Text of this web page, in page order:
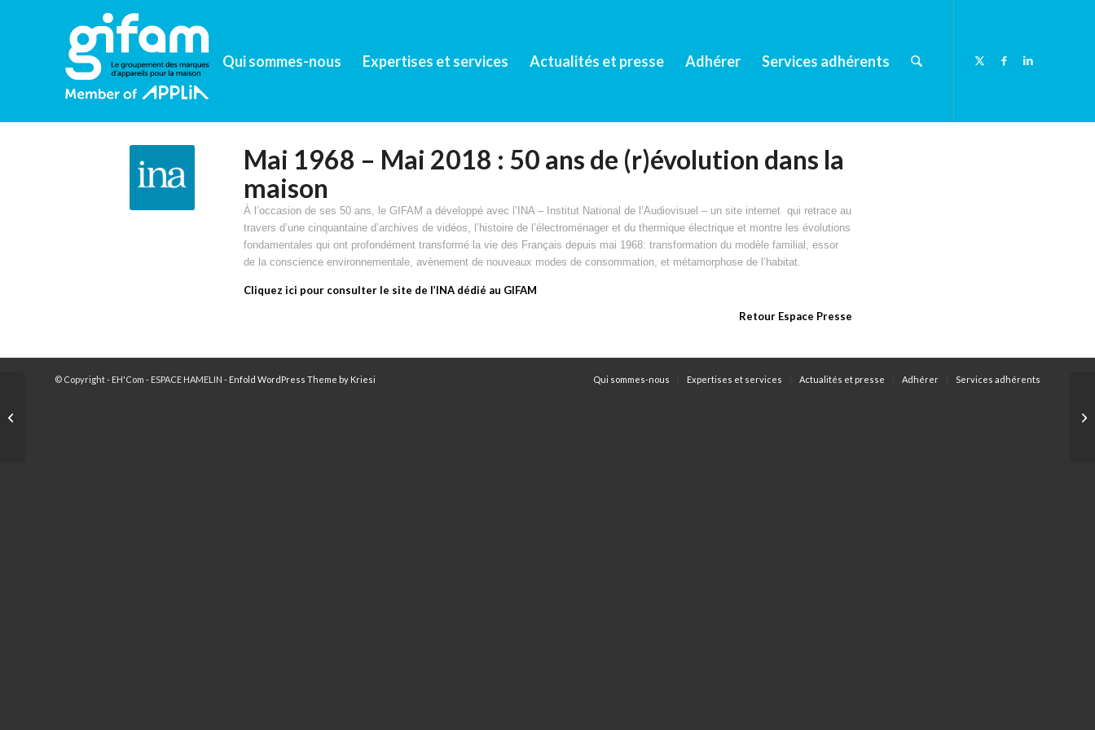
Qui sommes-nous Expertises et services Actualités et presse Adhérer Services adhérents
Mai 1968 – Mai 2018 : 50 ans de (r)évolution dans la
maison
À l’occasion de ses 50 ans, le GIFAM a développé avec l’INA – Institut National de l’Audiovisuel – un site internet qui retrace au
travers d’une cinquantaine d’archives de vidéos, l’histoire de l’électroménager et du thermique électrique et montre les évolutions
fondamentales qui ont profondément transformé la vie des Français depuis mai 1968: transformation du modèle familial, essor
de la conscience environnementale, avènement de nouveaux modes de consommation, et métamorphose de l’habitat.
Cliquez ici pour consulter le site de l’INA dédié au GIFAM
Retour Espace Presse
© Copyright - EH'Com - ESPACE HAMELIN - Enfold WordPress Theme by Kriesi Qui sommes-nous Expertises et services Actualités et presse Adhérer Services adhérents